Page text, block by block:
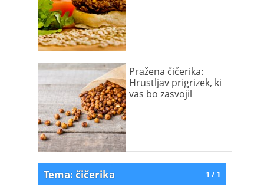
Pražena čičerika:
Hrustljav prigrizek, ki
vas bo zasvojil
1 / 1
Tema: čičerika